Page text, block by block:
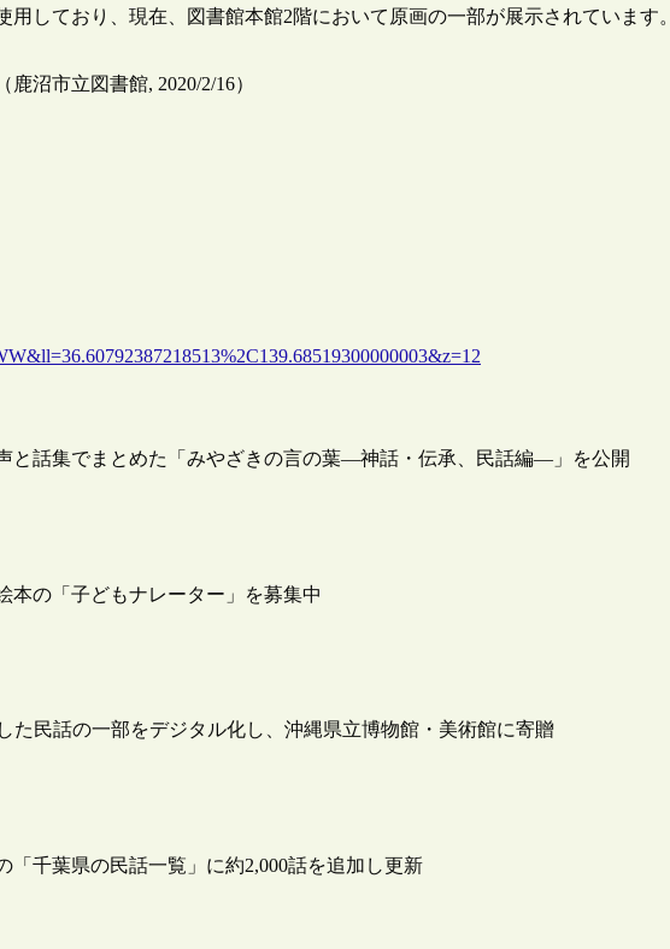
しており、現在、図書館本館2階において原画の一部が展示されています。
沼市立図書館, 2020/2/16）
と話集でまとめた「みやざきの言の葉―神話・伝承、民話編―」を公開
本の「子どもナレーター」を募集中
た民話の一部をデジタル化し、沖縄県立博物館・美術館に寄贈
千葉県の民話一覧」に約2,000話を追加し更新